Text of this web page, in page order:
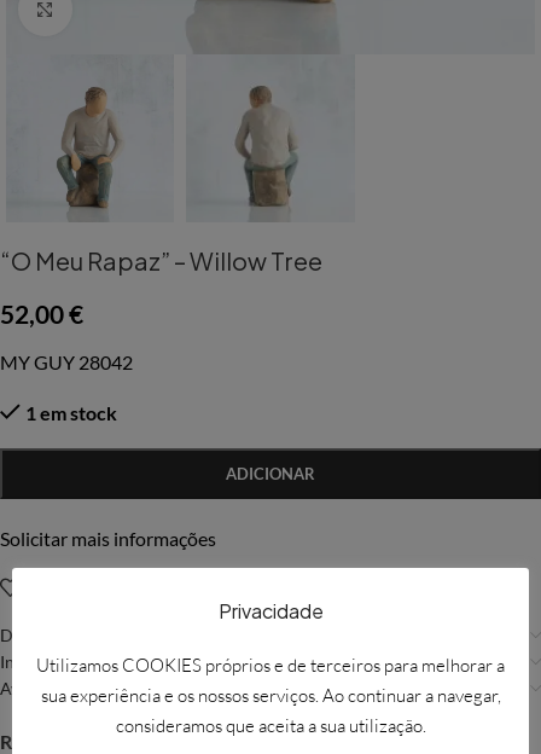
“O Meu Rapaz” – Willow Tree
52,00€
MY GUY 28042
1 em stock
ADICIONAR
Solicitar mais informações
Descrição
Informação adicional
Avaliações (0)
REF:
Privacidade
Utilizamos COOKIES próprios e de terceiros para melhorar a
sua experiência e os nossos serviços. Ao continuar a navegar,
consideramos que aceita a sua utilização.